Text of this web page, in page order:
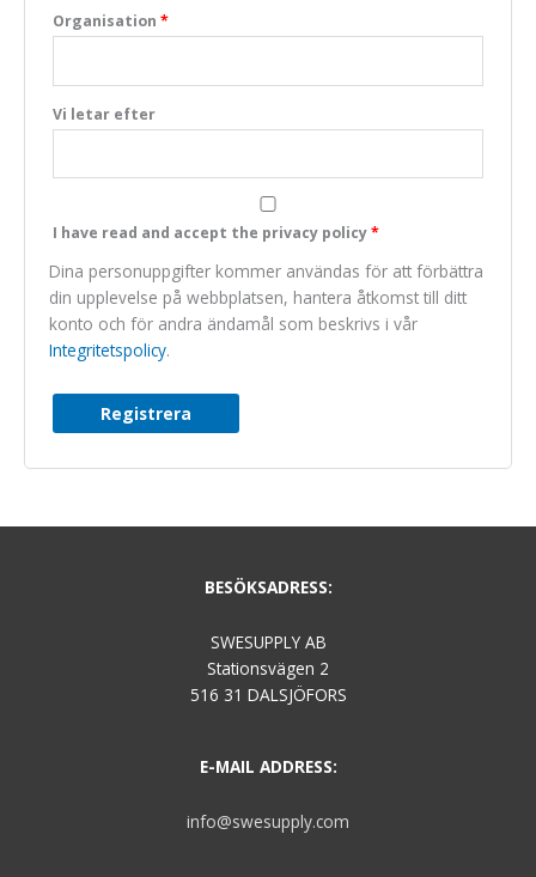
Organisation *
Vi letar efter
I have read and accept the privacy policy*
Dina personuppgifter kommer användas för att förbättra
din upplevelse på webbplatsen, hantera åtkomst till ditt
konto och för andra ändamål som beskrivs i vår
Integritetspolicy.
Registrera
BESÖKSADRESS:
SWESUPPLY AB
Stationsvägen 2
516 31 DALSJÖFORS
E-MAIL ADDRESS:
info@swesupply.com
Marknadsföring
this one.